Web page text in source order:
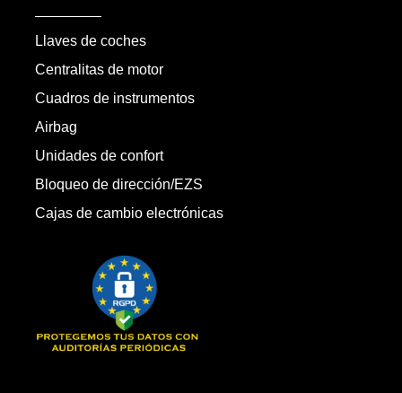
Llaves de coches
Centralitas de motor
Cuadros de instrumentos
Airbag
Unidades de confort
Bloqueo de dirección/EZS
Cajas de cambio electrónicas